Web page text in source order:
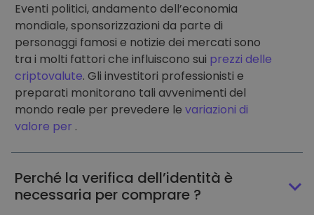
Eventi politici, andamento dell’economia
mondiale, sponsorizzazioni da parte di
personaggi famosi e notizie dei mercati sono
tra i molti fattori che influiscono sui prezzi delle
criptovalute. Gli investitori professionisti e
preparati monitorano tali avvenimenti del
mondo reale per prevedere le variazioni di
valore per .
Perché la verifica dell’identità è
necessaria per comprare ?